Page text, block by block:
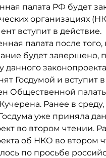
палата РФ будет
организациях
вступит в действие.
палата после того,
будет завершено,
данного
Госдумой и вступит
Общественной
Ранее в среду,
уже приняла
во втором чтении.
об НКО во втором
по просьбе